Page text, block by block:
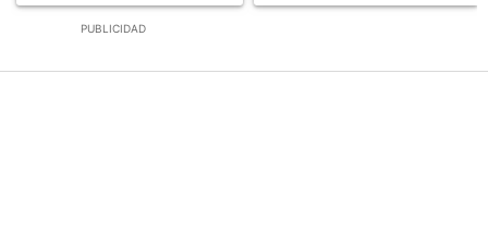
PUBLICIDAD